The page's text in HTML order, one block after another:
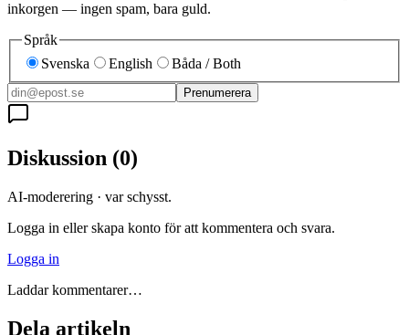
inkorgen — ingen spam, bara guld.
Språk
Svenska
English Båda / Both
Prenumerera
Diskussion (0)
AI-moderering · var schysst.
Logga in eller skapa konto för att kommentera och svara.
Logga in
Laddar kommentarer…
Dela artikeln